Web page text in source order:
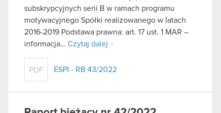
subskrypcyjnych serii B w ramach programu
motywacyjnego Spółki realizowanego w latach
2016-2019 Podstawa prawna: art. 17 ust. 1 MAR –
informacja… Czytaj dalej
PDF ESPI - RB 43/2022